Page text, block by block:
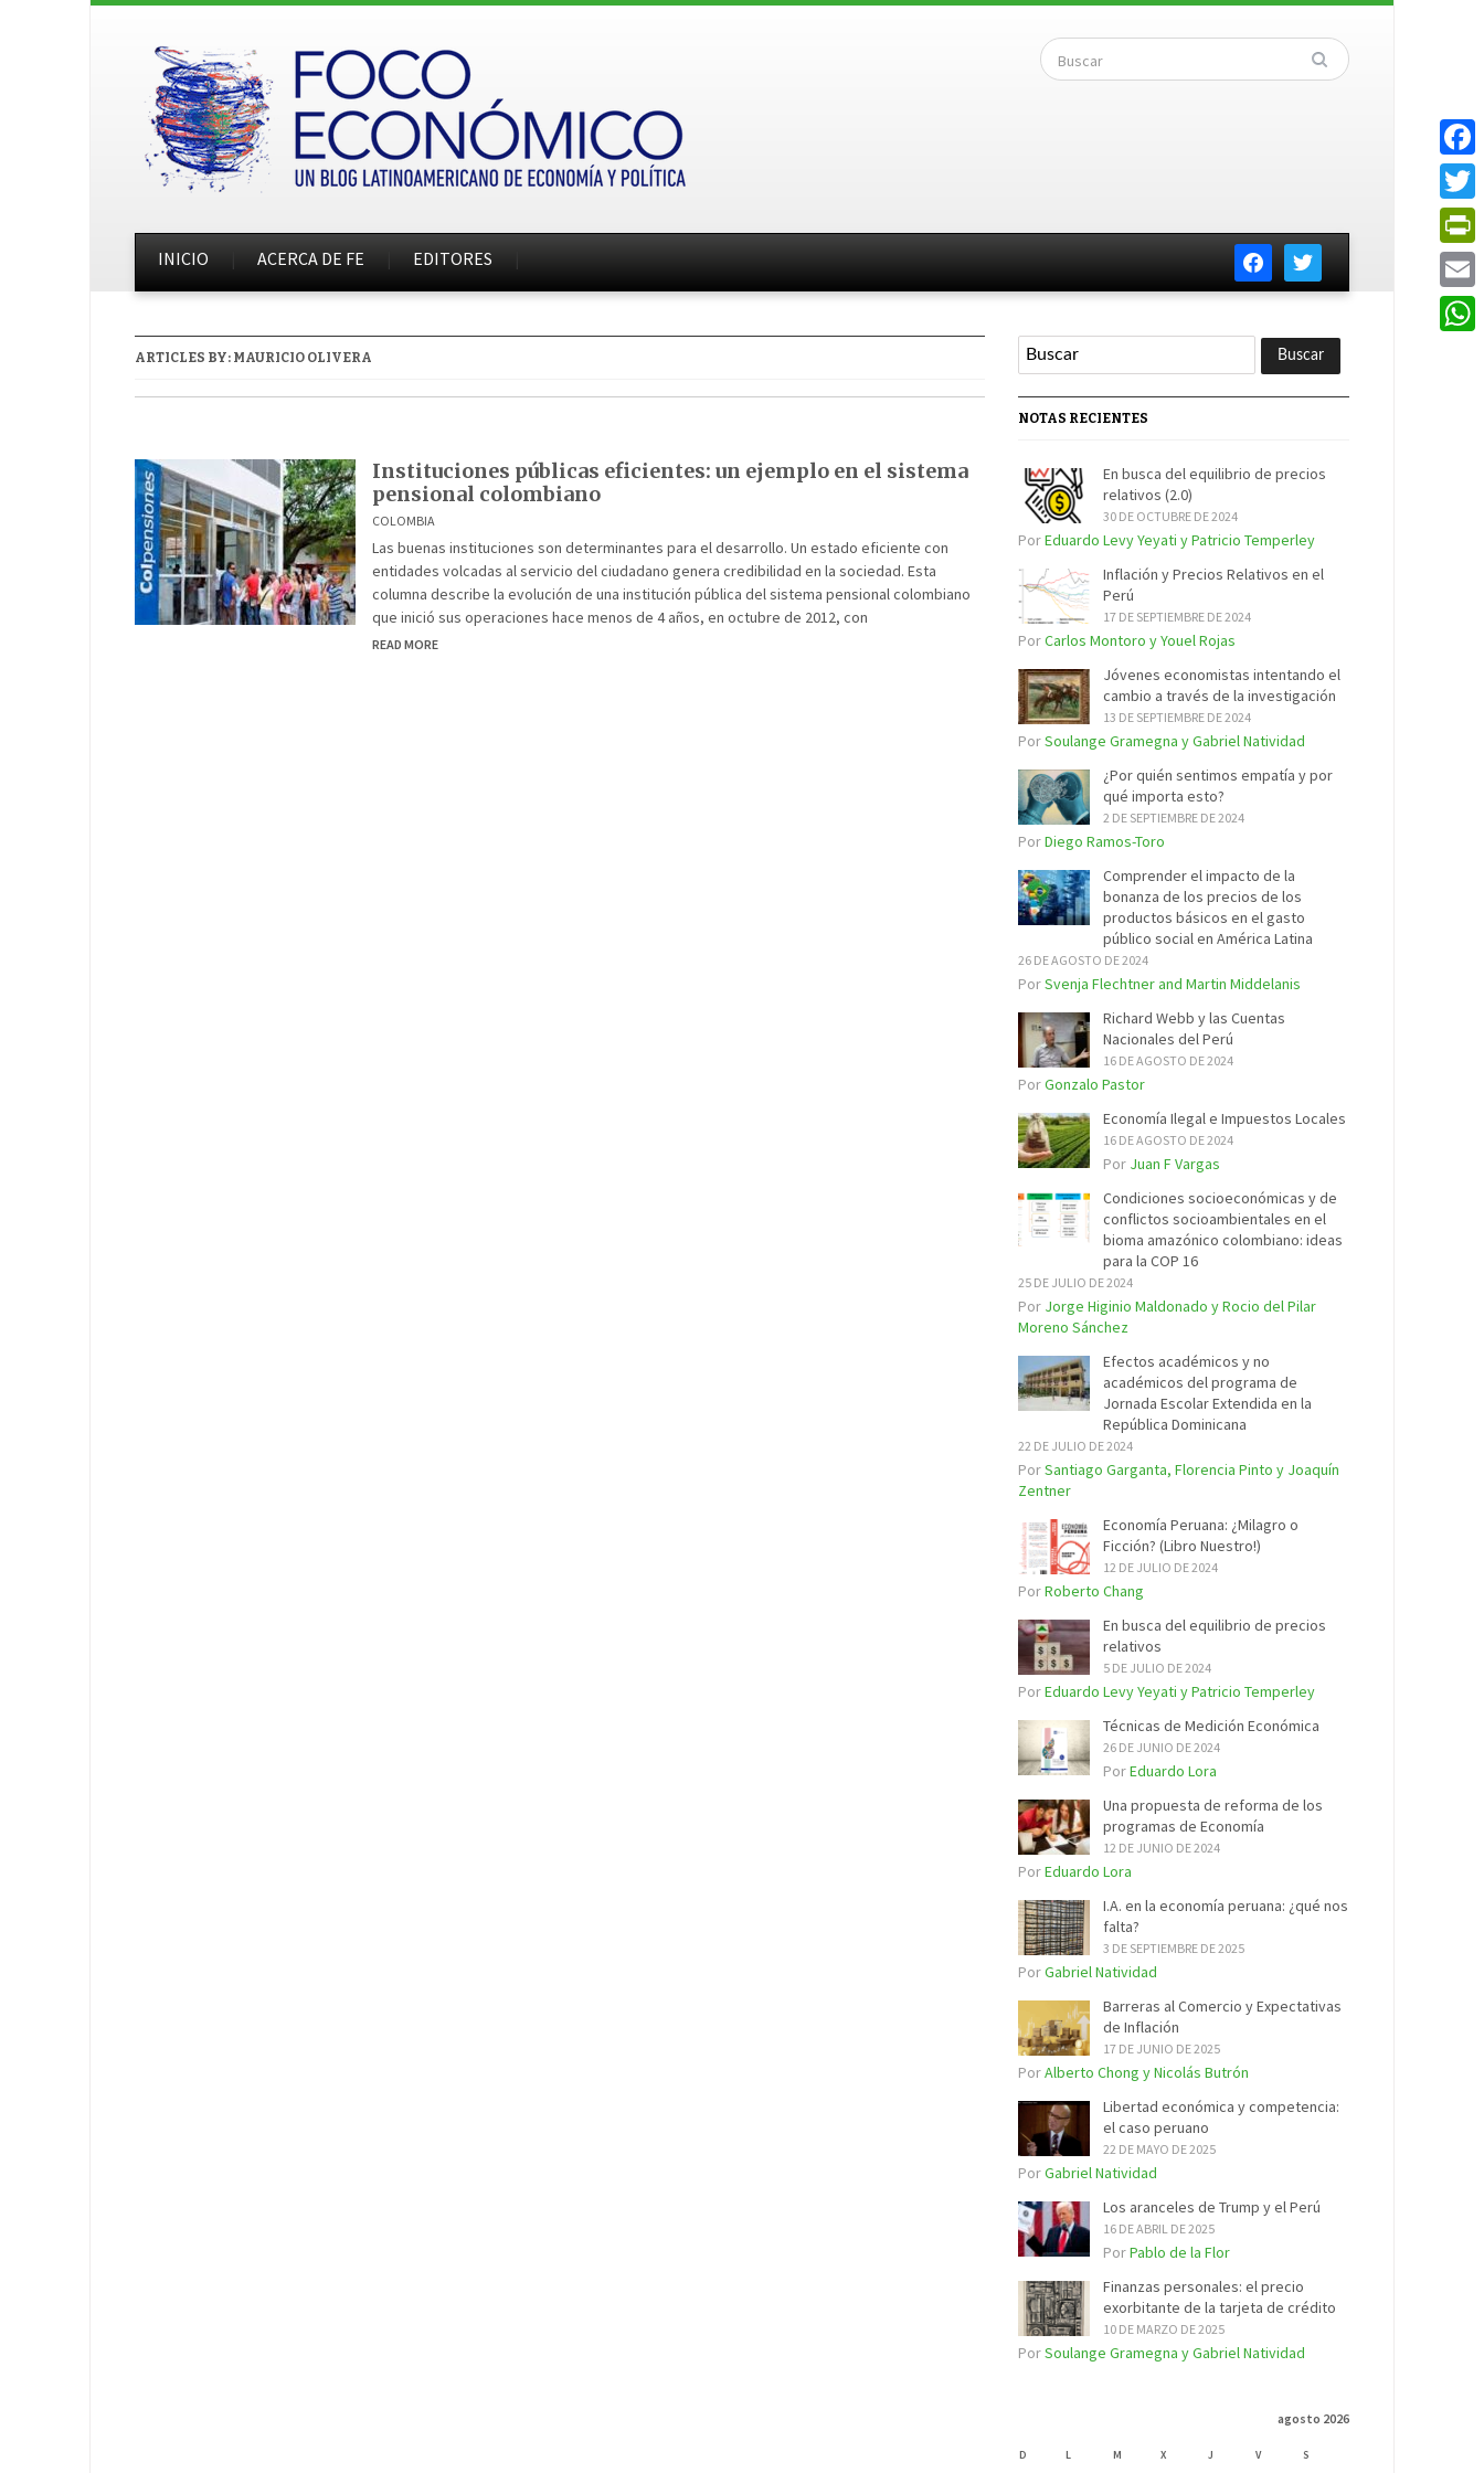
facebooktwitter
INICIO ACERCA DE FE EDITORES
ARTICLES BY: MAURICIO OLIVERA
Instituciones públicas eficientes: un ejemplo en el sistema
pensional colombiano
COLOMBIA
Las buenas instituciones son determinantes para el desarrollo. Un estado eficiente con
entidades volcadas al servicio del ciudadano genera credibilidad en la sociedad. Esta
columna describe la evolución de una institución pública del sistema pensional colombiano
que inició sus operaciones hace menos de 4 años, en octubre de 2012, con
READ MORE
NOTAS RECIENTES
En busca del equilibrio de precios
relativos (2.0)
30 DE OCTUBRE DE 2024
PorEduardo Levy Yeyati y Patricio Temperley
Inflación y Precios Relativos en el
Perú
17 DE SEPTIEMBRE DE 2024
PorCarlos Montoro y Youel Rojas
Jóvenes economistas intentando el
cambio a través de la investigación
13 DE SEPTIEMBRE DE 2024
PorSoulange Gramegna y Gabriel Natividad
¿Por quién sentimos empatía y por
qué importa esto?
2 DE SEPTIEMBRE DE 2024
PorDiego Ramos-Toro
Comprender el impacto de la
bonanza de los precios de los
productos básicos en el gasto
público social en América Latina
26 DE AGOSTO DE 2024
PorSvenja Flechtner and Martin Middelanis
Richard Webb y las Cuentas
Nacionales del Perú
16 DE AGOSTO DE 2024
PorGonzalo Pastor
Economía Ilegal e Impuestos Locales
16 DE AGOSTO DE 2024
Por Juan F Vargas
Condiciones socioeconómicas y de
conflictos socioambientales en el
bioma amazónico colombiano: ideas
para la COP 16
25 DE JULIO DE 2024
Por Jorge Higinio Maldonado y Rocio del Pilar
Moreno Sánchez
Efectos académicos y no
académicos del programa de
Jornada Escolar Extendida en la
República Dominicana
22 DE JULIO DE 2024
PorSantiago Garganta, Florencia Pinto y Joaquín
Zentner
Economía Peruana: ¿Milagro o
Ficción? (Libro Nuestro!)
12 DE JULIO DE 2024
PorRoberto Chang
En busca del equilibrio de precios
relativos
5 DE JULIO DE 2024
PorEduardo Levy Yeyati y Patricio Temperley
Técnicas de Medición Económica
26 DE JUNIO DE 2024
PorEduardo Lora
Una propuesta de reforma de los
programas de Economía
12 DE JUNIO DE 2024
PorEduardo Lora
I.A. en la economía peruana: ¿qué nos
falta?
3 DE SEPTIEMBRE DE 2025
PorGabriel Natividad
Barreras al Comercio y Expectativas
de Inflación
17 DE JUNIO DE 2025
PorAlberto Chong y Nicolás Butrón
Libertad económica y competencia:
el caso peruano
22 DE MAYO DE 2025
PorGabriel Natividad
Los aranceles de Trump y el Perú
16 DE ABRIL DE 2025
PorPablo de la Flor
Finanzas personales: el precio
exorbitante de la tarjeta de crédito
10 DE MARZO DE 2025
PorSoulange Gramegna y Gabriel Natividad
agosto 2026
D L M X J V S
Email